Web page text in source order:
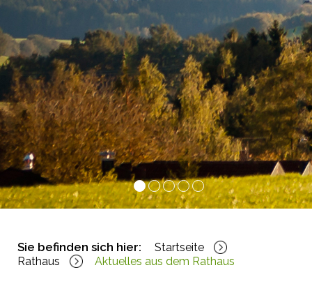
1 2 3 4 5
Sie befinden sich hier:
Startseite
Rathaus
Aktuelles aus dem Rathaus